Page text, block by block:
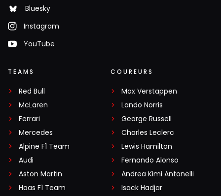
Bluesky
Instagram
YouTube
TEAMS
Red Bull
McLaren
Ferrari
Mercedes
Alpine F1 Team
Audi
Aston Martin
Haas F1 Team
COUREURS
Max Verstappen
Lando Norris
George Russell
Charles Leclerc
Lewis Hamilton
Fernando Alonso
Andrea Kimi Antonelli
Isack Hadjar